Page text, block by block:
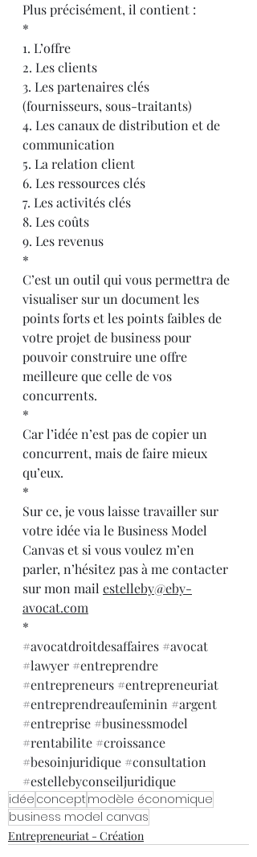
Plus précisément, il contient :
*
1. L’offre
2. Les clients
3. Les partenaires clés
(fournisseurs, sous-traitants)
4. Les canaux de distribution et de
communication
5. La relation client
6. Les ressources clés
7. Les activités clés
8. Les coûts
9. Les revenus
*
C’est un outil qui vous permettra de
visualiser sur un document les
points forts et les points faibles de
votre projet de business pour
pouvoir construire une offre
meilleure que celle de vos
concurrents.
*
Car l’idée n’est pas de copier un
concurrent, mais de faire mieux
qu’eux.
*
Sur ce, je vous laisse travailler sur
votre idée via le Business Model
Canvas et si vous voulez m’en
parler, n’hésitez pas à me contacter
sur mon mail estelleby@eby-
avocat.com
*
#avocatdroitdesaffaires #avocat
#lawyer #entreprendre
#entrepreneurs #entrepreneuriat
#entreprendreaufeminin #argent
#entreprise #businessmodel
#rentabilite #croissance
#besoinjuridique #consultation
#estellebyconseiljuridique
idée concept modèle économique
business model canvas
Entrepreneuriat - Création